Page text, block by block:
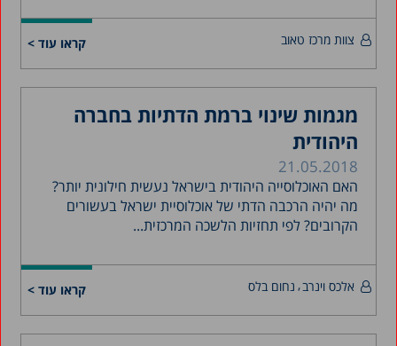
קראו עוד > צוות מרכז טאוב
מגמות שינוי ברמת הדתיות בחברה
היהודית
21.05.2018
האם האוכלוסייה היהודית בישראל נעשית חילונית יותר?
מה יהיה הרכבה הדתי של אוכלוסיית ישראל בעשורים
הקרובים? לפי תחזיות הלשכה המרכזית...
קראו עוד > אלכס וינרב נחום בלס